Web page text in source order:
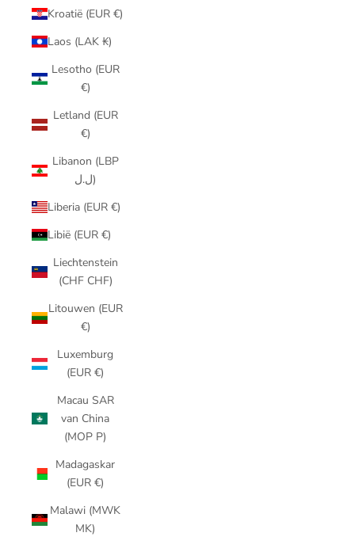
Kroatië (EUR €)
Laos (LAK ₭)
Lesotho (EUR
€)
Letland (EUR
€)
Libanon (LBP
ل.ل)
Liberia (EUR €)
Libië (EUR €)
Liechtenstein
(CHF CHF)
Litouwen (EUR
€)
Luxemburg
(EUR €)
Macau SAR
van China
(MOP P)
Madagaskar
(EUR €)
Malawi (MWK
MK)